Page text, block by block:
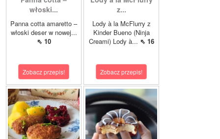
włoski...
Panna cotta amaretto –
włoski deser w nowej...
⇖ 10
Zobacz przepis!
z...
Lody à la McFlurry z
Kinder Bueno (Ninja
Creami) Lody à... ⇖ 16
Zobacz przepis!